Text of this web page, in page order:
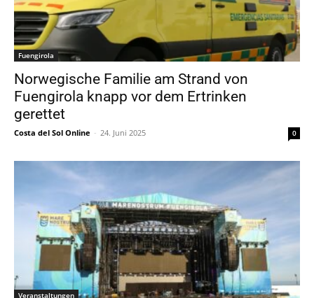
Fuengirola
Norwegische Familie am Strand von
Fuengirola knapp vor dem Ertrinken
gerettet
Costa del Sol Online - 24. Juni 2025 0
Veranstaltungen